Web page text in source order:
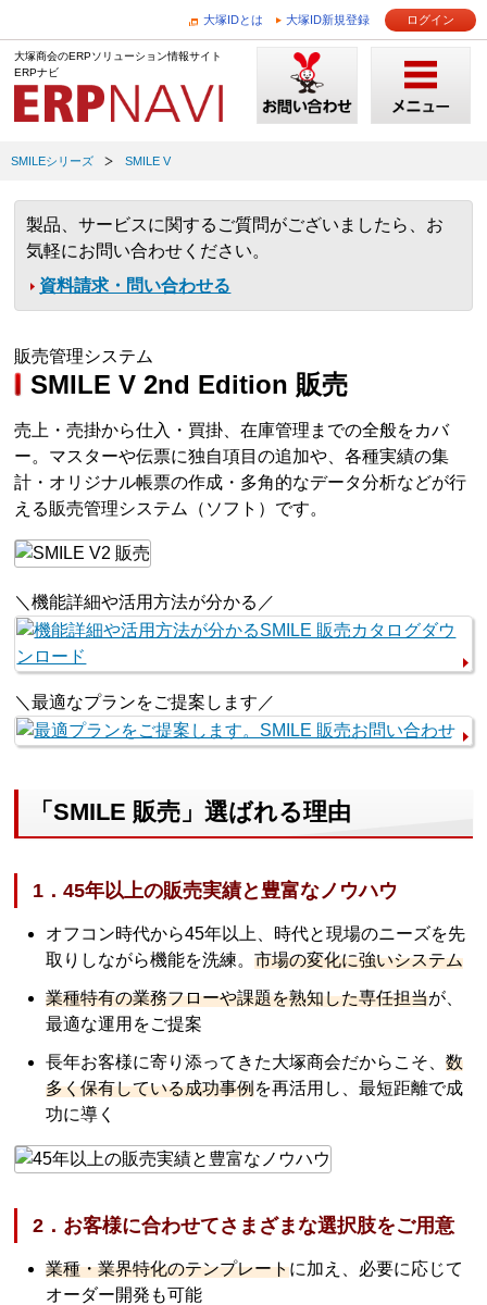
大塚IDとは 大塚ID新規登録 ログイン
大塚商会のERPソリューション情報サイト
ERPナビ
SMILEシリーズ SMILE V
製品、サービスに関するご質問がございましたら、お
気軽にお問い合わせください。
資料請求・問い合わせる
販売管理システム
SMILE V 2nd Edition 販売
売上・売掛から仕入・買掛、在庫管理までの全般をカバ
ー。マスターや伝票に独自項目の追加や、各種実績の集
計・オリジナル帳票の作成・多角的なデータ分析などが行
える販売管理システム（ソフト）です。
＼機能詳細や活用方法が分かる／
＼最適なプランをご提案します／
「SMILE 販売」選ばれる理由
1．45年以上の販売実績と豊富なノウハウ
オフコン時代から45年以上、時代と現場のニーズを先
取りしながら機能を洗練。市場の変化に強いシステム
業種特有の業務フローや課題を熟知した専任担当が、
最適な運用をご提案
長年お客様に寄り添ってきた大塚商会だからこそ、数
多く保有している成功事例を再活用し、最短距離で成
功に導く
2．お客様に合わせてさまざまな選択肢をご用意
業種・業界特化のテンプレートに加え、必要に応じて
オーダー開発も可能